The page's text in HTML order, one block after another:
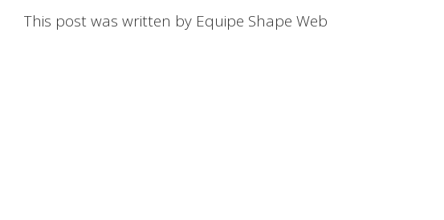
This post was written by Equipe Shape Web